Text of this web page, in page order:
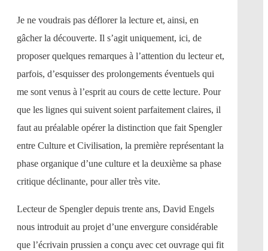
Je ne voudrais pas déflorer la lecture et, ainsi, en
gâcher la découverte. Il s’agit uniquement, ici, de
proposer quelques remarques à l’attention du lecteur et,
parfois, d’esquisser des prolongements éventuels qui
me sont venus à l’esprit au cours de cette lecture. Pour
que les lignes qui suivent soient parfaitement claires, il
faut au préalable opérer la distinction que fait Spengler
entre Culture et Civilisation, la première représentant la
phase organique d’une culture et la deuxième sa phase
critique déclinante, pour aller très vite.
Lecteur de Spengler depuis trente ans, David Engels
nous introduit au projet d’une envergure considérable
que l’écrivain prussien a conçu avec cet ouvrage qui fit